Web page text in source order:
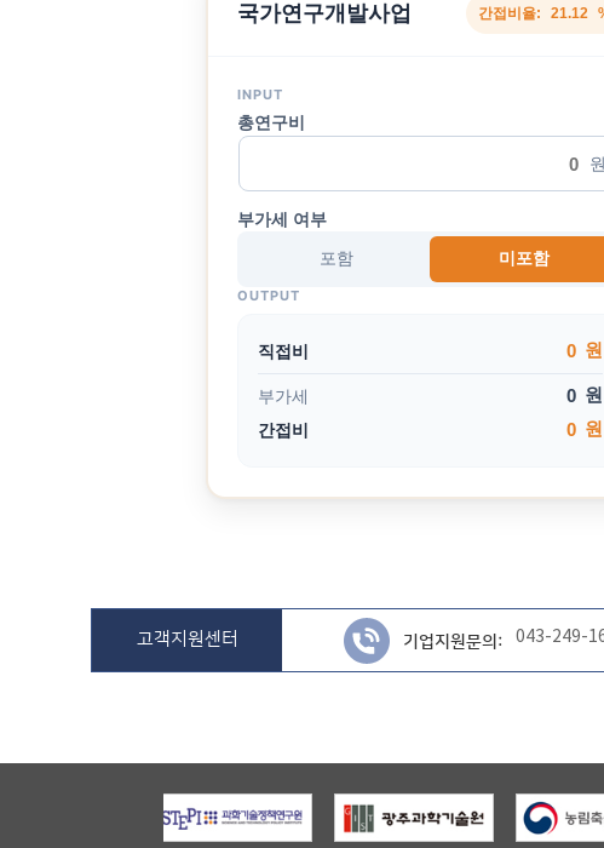
국가연구개발사업 간접비율:
INPUT
총연구비
원
부가세 여부
포함
미포함
OUTPUT
직접비 원
부가세 원
간접비 원
고객지원센터 기업지원문의: 043-249-